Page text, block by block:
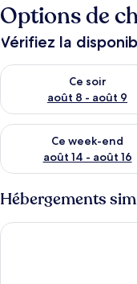
Options de
Vérifiez la
Ce soir
août 8 - août 9
Vérifier la disponibilité
Ce week-end
août 14 - août 16
Vérifier la disponibilité
Hébergements
Park Plaza Histria Pula